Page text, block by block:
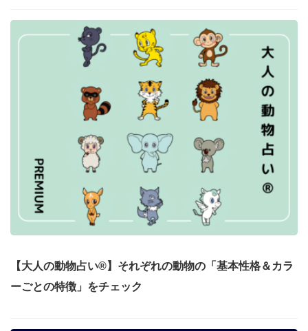
【大人の動物占い®】それぞれの動物の「基本性格＆カラ
ーごとの特徴」をチェック